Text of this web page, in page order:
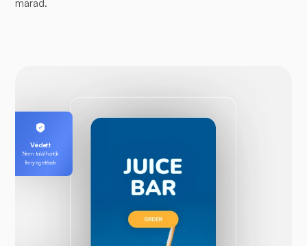
marad.
Védett
Nem találhatók
fenyegetések